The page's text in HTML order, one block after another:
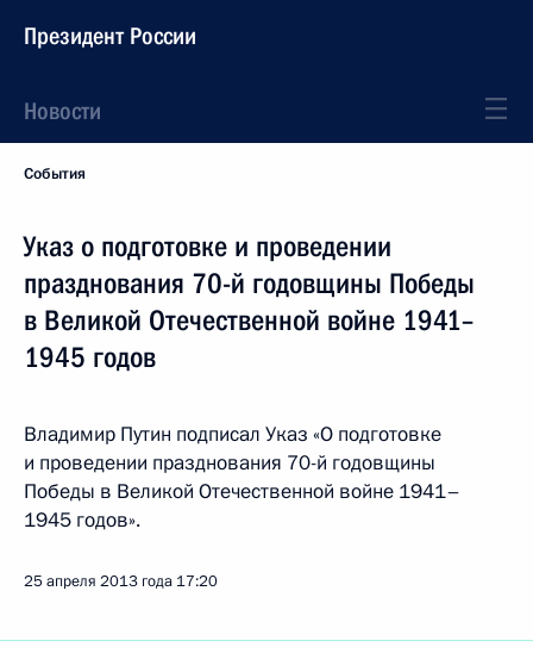
Президент России
Новости
События
Указ о подготовке и проведении
празднования 70-й годовщины Победы
в Великой Отечественной войне 1941–
1945 годов
Владимир Путин подписал Указ «О подготовке
и проведении празднования 70-й годовщины
Победы в Великой Отечественной войне 1941–
1945 годов».
25 апреля 2013 года 17:20